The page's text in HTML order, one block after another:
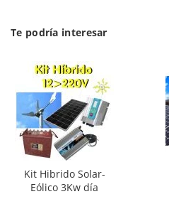
Te podría interesar
Kit Hibrido Solar-
Eólico 3Kw día